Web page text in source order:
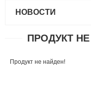
НОВОСТИ
ПРОДУКТ
Продукт не найден!